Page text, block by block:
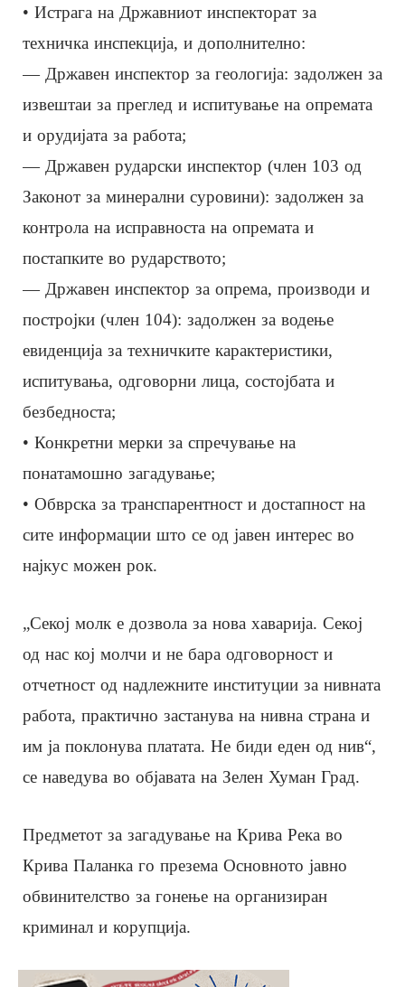
• Истрага на Државниот инспекторат за
техничка инспекција, и дополнително:
— Државен инспектор за геологија: задолжен за
извештаи за преглед и испитување на опремата
и орудијата за работа;
— Државен рударски инспектор (член 103 од
Законот за минерални суровини): задолжен за
контрола на исправноста на опремата и
постапките во рударството;
— Државен инспектор за опрема, производи и
постројки (член 104): задолжен за водење
евиденција за техничките карактеристики,
испитувања, одговорни лица, состојбата и
безбедноста;
• Конкретни мерки за спречување на
понатамошно загадување;
• Обврска за транспарентност и достапност на
сите информации што се од јавен интерес во
најкус можен рок.
„Секој молк е дозвола за нова хаварија. Секој
од нас кој молчи и не бара одговорност и
отчетност од надлежните институции за нивната
работа, практично застанува на нивна страна и
им ја поклонува платата. Не биди еден од нив“,
се наведува во објавата на Зелен Хуман Град.
Предметот за загадување на Крива Река во
Крива Паланка го презема Основното јавно
обвинителство за гонење на организиран
криминал и корупција.